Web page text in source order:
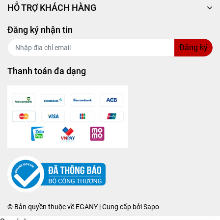
HỖ TRỢ KHÁCH HÀNG
Đăng ký nhận tin
Đăng ký
Thanh toán đa dạng
© Bản quyền thuộc về EGANY | Cung cấp bởiSapo